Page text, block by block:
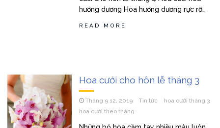
hướng dương Hoa hướng dương rực rỡ…
READ MORE
Hoa cưới cho hôn lễ tháng 3
Tháng 9 12, 2019 Tin tức
hoa cưới tháng 3
hoa cưới theo tháng